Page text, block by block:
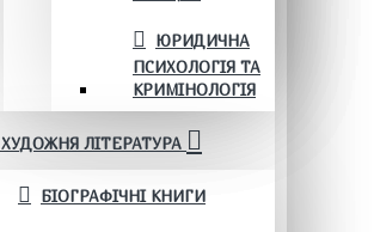
ЮРИДИЧНА
ПСИХОЛОГІЯ ТА
КРИМІНОЛОГІЯ
ХУДОЖНЯ ЛІТЕРАТУРА
БІОГРАФІЧНІ КНИГИ